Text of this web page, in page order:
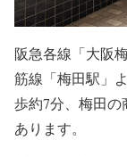
阪急各線「大阪
筋線「梅田駅」
歩約7分、梅田
あります。